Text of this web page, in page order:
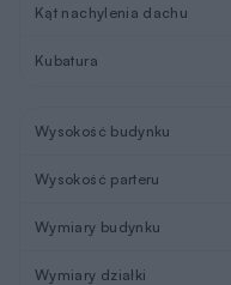
Kąt nachylenia dachu
Kubatura
Wysokość budynku
Wysokość parteru
Wymiary budynku
Wymiary działki